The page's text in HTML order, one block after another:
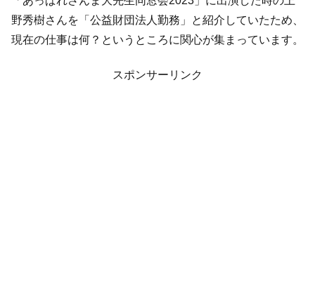
野秀樹さんを「公益財団法人勤務」と紹介していたため、
現在の仕事は何？というところに関心が集まっています。
スポンサーリンク